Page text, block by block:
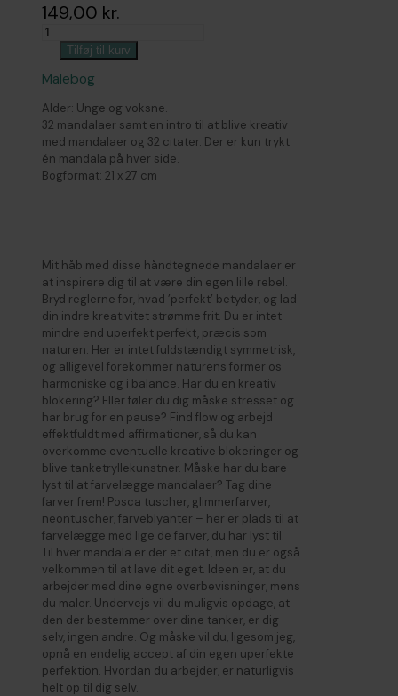
149,00 kr.
Creative
|
15
år
antal
Tilføj til kurv
Malebog
Alder: Unge og voksne.
32 mandalaer samt en intro til at blive kreativ
med mandalaer og 32 citater. Der er kun trykt
én mandala på hver side.
Bogformat: 21 x 27 cm
Mit håb med disse håndtegnede mandalaer er
at inspirere dig til at være din egen lille rebel.
Bryd reglerne for, hvad ’perfekt’ betyder, og lad
din indre kreativitet strømme frit. Du er intet
mindre end uperfekt perfekt, præcis som
naturen. Her er intet fuldstændigt symmetrisk,
og alligevel forekommer naturens former os
harmoniske og i balance. Har du en kreativ
blokering? Eller føler du dig måske stresset og
har brug for en pause? Find flow og arbejd
effektfuldt med affirmationer, så du kan
overkomme eventuelle kreative blokeringer og
blive tanketryllekunstner. Måske har du bare
lyst til at farvelægge mandalaer? Tag dine
farver frem! Posca tuscher, glimmerfarver,
neontuscher, farveblyanter – her er plads til at
farvelægge med lige de farver, du har lyst til.
Til hver mandala er der et citat, men du er også
velkommen til at lave dit eget. Ideen er, at du
arbejder med dine egne overbevisninger, mens
du maler. Undervejs vil du muligvis opdage, at
den der bestemmer over dine tanker, er dig
selv, ingen andre. Og måske vil du, ligesom jeg,
opnå en endelig accept af din egen uperfekte
perfektion. Hvordan du arbejder, er naturligvis
helt op til dig selv.